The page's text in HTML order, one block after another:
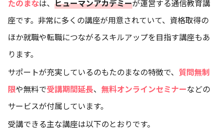
たのまなは、 ヒューマンアカデミーが運営する通信教育講
座です。非常に多くの講座が用意されていて、資格取得の
ほか就職や転職につながるスキルアップを目指す講座もあ
ります。
サポートが充実しているのもたのまなの特徴で、 質問無制
限や無料で受講期間延長、 無料オンラインセミナーなどの
サービスが付属しています。
受講できる主な講座は以下のとおりです。